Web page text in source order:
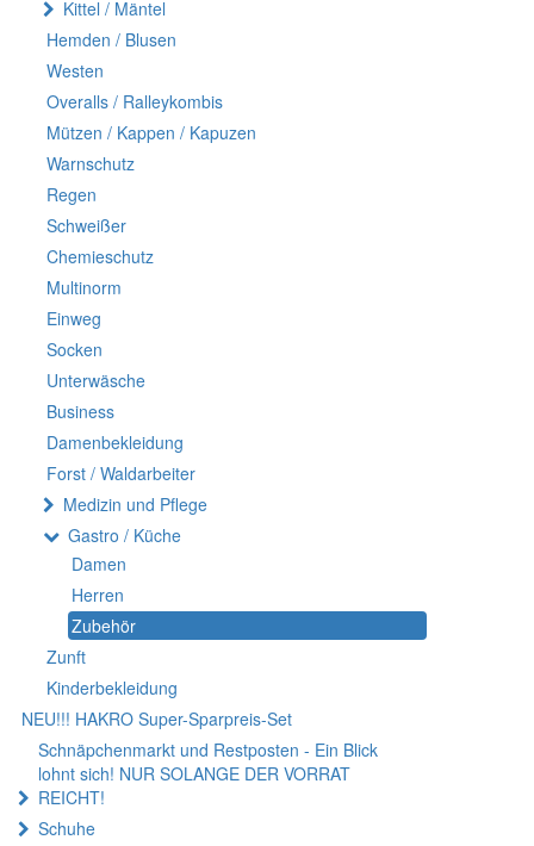
Kittel / Mäntel
Hemden / Blusen
Westen
Overalls / Ralleykombis
Mützen / Kappen / Kapuzen
Warnschutz
Regen
Schweißer
Chemieschutz
Multinorm
Einweg
Socken
Unterwäsche
Business
Damenbekleidung
Forst / Waldarbeiter
Medizin und Pflege
Gastro / Küche
Damen
Herren
Zubehör
Zunft
Kinderbekleidung
NEU!!! HAKRO Super-Sparpreis-Set
Schnäpchenmarkt und Restposten - Ein Blick
lohnt sich! NUR SOLANGE DER VORRAT
REICHT!
Schuhe